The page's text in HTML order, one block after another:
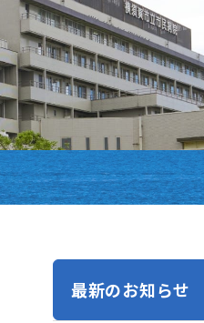
最新のお知らせ